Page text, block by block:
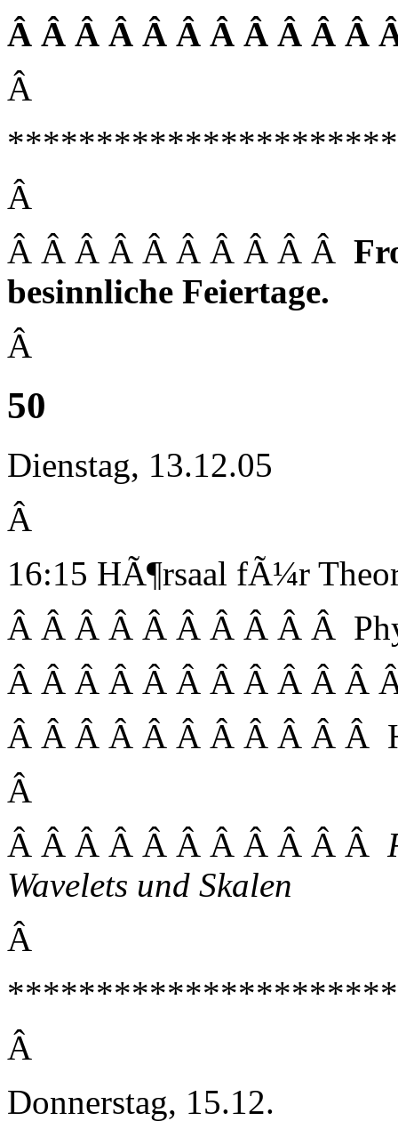
Â Â Â Â Â Â Â Â Â Â Â
Â
Â
Â Â Â Â Â Â Â Â Â Â
besinnliche Feiertage.
Â
50
Dienstag, 13.12.05
Â
16:15 HÃ¶rsaal fÃ¼r
Â Â Â Â Â Â Â Â Â Â
Â Â Â Â Â Â Â Â Â Â Â
Â Â Â Â Â Â Â Â Â Â Â
Â
Â Â Â Â Â Â Â Â Â Â Â
Wavelets und Skalen
Â
Â
Donnerstag, 15.12.